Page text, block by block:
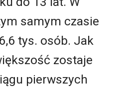
samym czasie
tys. osób. Jak
zostaje
pierwszych